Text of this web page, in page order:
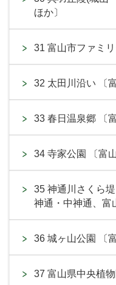
ほか〕
31 富山市ファミ
32 太田川沿い 〔
33 春日温泉郷 〔
34 寺家公園 〔富
35 神通川さくら
神通・中神通、富
36 城ヶ山公園 〔
37 富山県中央植